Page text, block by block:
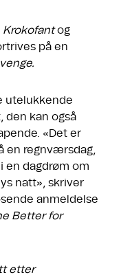
Krokofantog
på en
utelukkende
den kan også
«Det er
en regnværsdag,
en dagdrøm om
natt», skriver
anmeldelse
Better for
etter